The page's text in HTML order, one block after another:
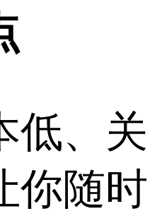
低、关
你随时